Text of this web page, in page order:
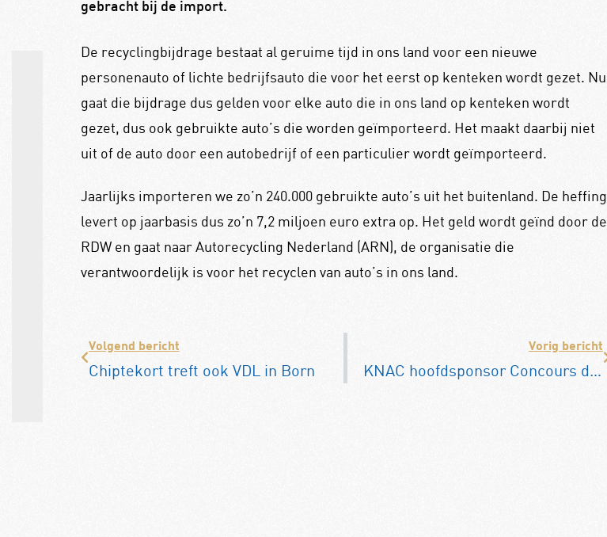
gebracht bij de import.
De recyclingbijdrage bestaat al geruime tijd in ons land voor een nieuwe
personenauto of lichte bedrijfsauto die voor het eerst op kenteken wordt gezet. Nu
gaat die bijdrage dus gelden voor elke auto die in ons land op kenteken wordt
gezet, dus ook gebruikte auto’s die worden geïmporteerd. Het maakt daarbij niet
uit of de auto door een autobedrijf of een particulier wordt geïmporteerd.
Jaarlijks importeren we zo’n 240.000 gebruikte auto’s uit het buitenland. De heffing
levert op jaarbasis dus zo’n 7,2 miljoen euro extra op. Het geld wordt geïnd door de
RDW en gaat naar Autorecycling Nederland (ARN), de organisatie die
verantwoordelijk is voor het recyclen van auto’s in ons land.
Volgend bericht
Chiptekort treft ook VDL in Born
Vorig bericht
KNAC hoofdsponsor Concours d’Élégance Paleis Soestdijk